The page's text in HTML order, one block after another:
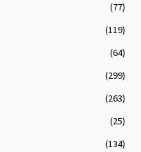
(77)
(119)
(64)
(299)
(263)
(25)
(134)